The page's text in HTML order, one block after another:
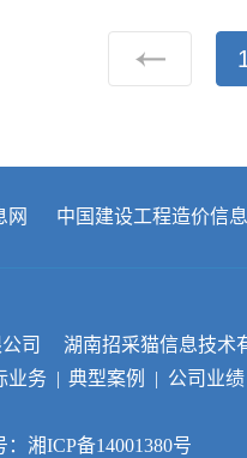
网 中国建设工程造价信
司
湖南招采猫信息技术
业务 | 典型案例 | 公司业绩
：湘ICP备14001380号